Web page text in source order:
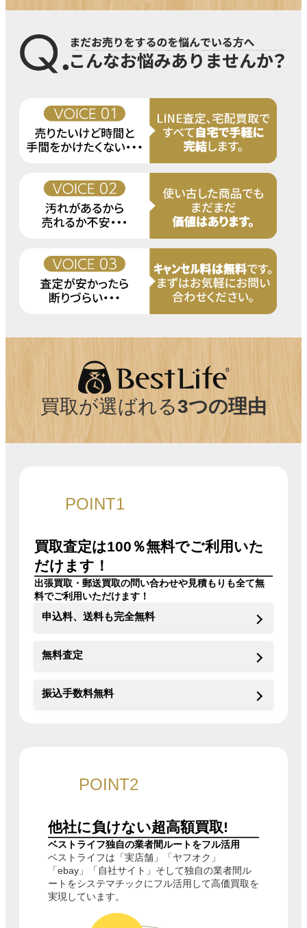
買取が選ばれる3つの理由
POINT1
買取査定は100％無料でご利用いた
だけます！
出張買取・郵送買取の問い合わせや見積もりも全て無
料でご利用いただけます！
申込料、送料も完全無料
無料査定
振込手数料無料
POINT2
他社に負けない超高額買取!
ベストライフ独自の業者間ルートをフル活用
ベストライフは「実店舗」「ヤフオク」
「ebay」「自社サイト」そして独自の業者間ル
ートをシステマチックにフル活用して高価買取を
実現しています。